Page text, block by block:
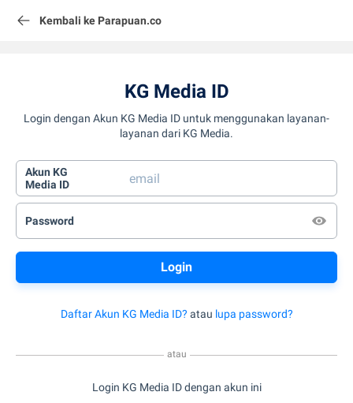
Kembali ke Parapuan.co
KG Media ID
Login dengan Akun KG Media ID untuk menggunakan layanan-
layanan dari KG Media.
Akun KG
Media ID
Password
Daftar Akun KG Media ID? atau lupa password?
atau
Login KG Media ID dengan akun ini